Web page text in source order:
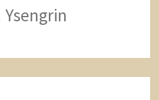
Ysengrin